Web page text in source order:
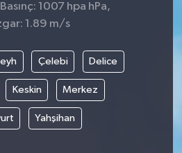
1007 hpa hPa,
1.89 m/s
Çelebi Delice
Keskin Merkez
Yahşihan